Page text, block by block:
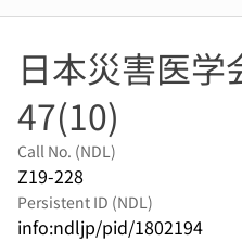
日本災害医学
47(10)
Call No. (NDL)
Z19-228
Persistent ID (NDL)
info:ndljp/pid/1802194